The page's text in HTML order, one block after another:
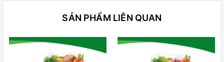
SẢN PHẨM LIÊN QUAN